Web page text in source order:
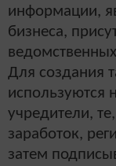
информации,
бизнеса,
Для создания
используются
учредители,
заработок,
затем